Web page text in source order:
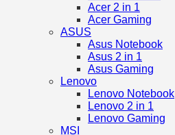
Acer 2 in 1
Acer Gaming
ASUS
Asus Notebook
Asus 2 in 1
Asus Gaming
Lenovo
Lenovo Notebook
Lenovo 2 in 1
Lenovo Gaming
MSI